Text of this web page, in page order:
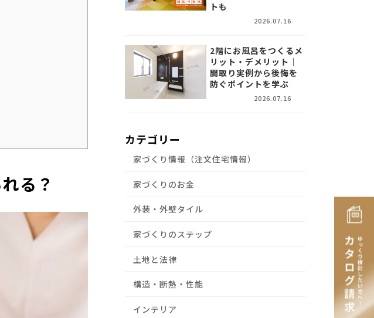
る？
トも
2026.07.16
2階にお風呂をつくるメ
リット・デメリット｜
間取り実例から後悔を
防ぐポイントを学ぶ
2026.07.16
カテゴリー
家づくり情報（注文住宅情報）
家づくりのお金
外装・外壁タイル
家づくりのステップ
土地と法律
構造・断熱・性能
インテリア